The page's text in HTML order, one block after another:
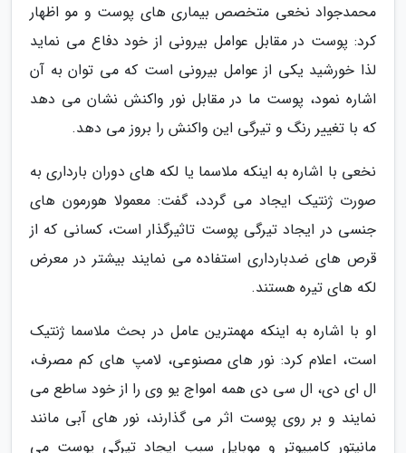
محمدجواد نخعی متخصص بیماری های پوست و مو اظهار
کرد: پوست در مقابل عوامل بیرونی از خود دفاع می نماید
لذا خورشید یکی از عوامل بیرونی است که می توان به آن
اشاره نمود، پوست ما در مقابل نور واکنش نشان می دهد
که با تغییر رنگ و تیرگی این واکنش را بروز می دهد.
نخعی با اشاره به اینکه ملاسما یا لکه های دوران بارداری به
صورت ژنتیک ایجاد می گردد، گفت: معمولا هورمون های
جنسی در ایجاد تیرگی پوست تاثیرگذار است، کسانی که از
قرص های ضدبارداری استفاده می نمایند بیشتر در معرض
لکه های تیره هستند.
او با اشاره به اینکه مهمترین عامل در بحث ملاسما ژنتیک
است، اعلام کرد: نور های مصنوعی، لامپ های کم مصرف،
ال ای دی، ال سی دی همه امواج یو وی را از خود ساطع می
نمایند و بر روی پوست اثر می گذارند، نور های آبی مانند
مانیتور کامپیوتر و موبایل سبب ایجاد تیرگی پوست می